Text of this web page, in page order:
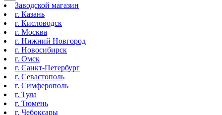
Заводской магазин
г. Казань
г. Кисловодск
г. Москва
г. Нижний Новгород
г. Новосибирск
г. Омск
г. Санкт-Петербург
г. Севастополь
г. Симферополь
г. Тула
г. Тюмень
г. Чебоксары